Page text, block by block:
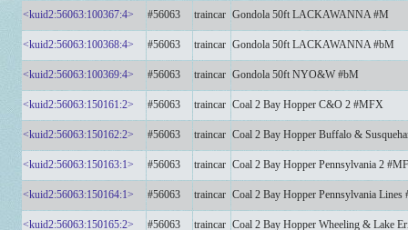
<kuid2:56063:100367:4> #56063 traincar Gondola 50ft LACKAWANNA #M
<kuid2:56063:100368:4> #56063 traincar Gondola 50ft LACKAWANNA #bM
<kuid2:56063:100369:4> #56063 traincar Gondola 50ft NYO&W #bM
<kuid2:56063:150161:2> #56063 traincar Coal 2 Bay Hopper C&O 2 #MFX
<kuid2:56063:150162:2> #56063 traincar Coal 2 Bay Hopper Buffalo &
<kuid2:56063:150163:1> #56063 traincar Coal 2 Bay Hopper Pennsylvania 2
<kuid2:56063:150164:1> #56063 traincar Coal 2 Bay Hopper Pennsylvania
<kuid2:56063:150165:2> #56063 traincar Coal 2 Bay Hopper Wheeling & Lake